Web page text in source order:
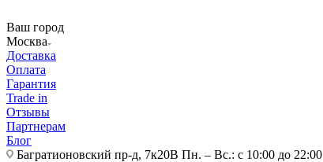
Ваш город
Москва
Доставка
Оплата
Гарантия
Trade in
Отзывы
Партнерам
Блог
Багратионовский пр-д, 7к20В Пн. – Вс.: с 10:00 до 22:00